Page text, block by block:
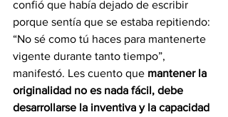
confió que había dejado de escribir
porque sentía que se estaba repitiendo:
“No sé como tú haces para mantenerte
vigente durante tanto tiempo”,
manifestó. Les cuento que mantener la
originalidad no es nada fácil, debe
desarrollarse la inventiva y la capacidad